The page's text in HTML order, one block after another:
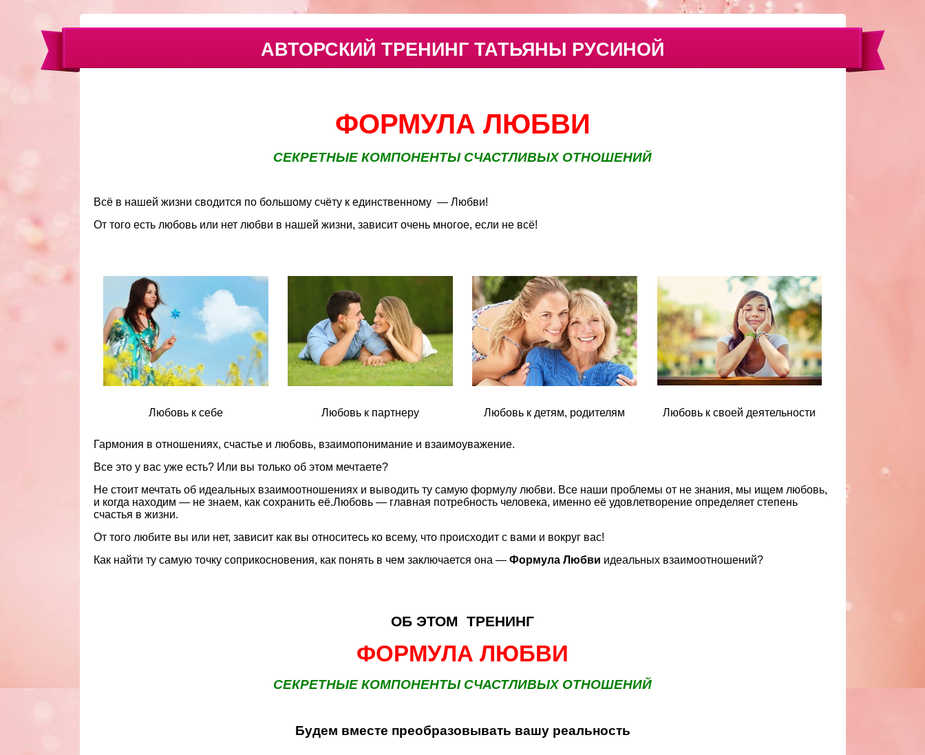
АВТОРСКИЙТРЕНИНГ ТАТЬЯНЫ РУСИНОЙ
ФОРМУЛА ЛЮБВИ
СЕКРЕТНЫЕ КОМПОНЕНТЫ СЧАСТЛИВЫХ ОТНОШЕНИЙ
Всё в нашей жизни сводится по большому счёту к единственному — Любви!
От того есть любовь или нет любви в нашей жизни, зависит очень многое, если не всё!
Любовь к себе Любовь к партнеру Любовь к детям, родителям Любовь к своей деятельности
Гармония в отношениях, счастье и любовь, взаимопонимание и взаимоуважение.
Все это у вас уже есть? Или вы только об этом мечтаете?
Не стоит мечтать об идеальных взаимоотношениях и выводить ту самую формулу любви. Все наши проблемы от не знания, мы ищем любовь,
и когда находим — не знаем, как сохранить её.Любовь — главная потребность человека, именно её удовлетворение определяет степень
счастья в жизни.
От того любите вы или нет, зависит как вы относитесь ко всему, что происходит с вами и вокруг вас!
Как найти ту самую точку соприкосновения, как понять в чем заключается она — Формула Любви идеальных взаимоотношений?
ОБ ЭТОМ ТРЕНИНГ
ФОРМУЛА ЛЮБВИ
СЕКРЕТНЫЕ КОМПОНЕНТЫ СЧАСТЛИВЫХ ОТНОШЕНИЙ
Будем вместе преобразовывать вашу реальность